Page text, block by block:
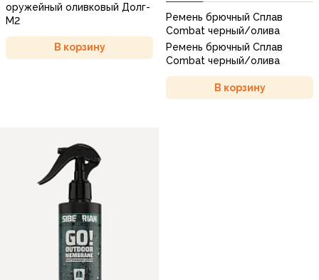
оружейный оливковый Долг-
М2
В корзину
Ремень брючный Сплав
Combat черный/олива
Ремень брючный Сплав
Combat черный/олива
В корзину